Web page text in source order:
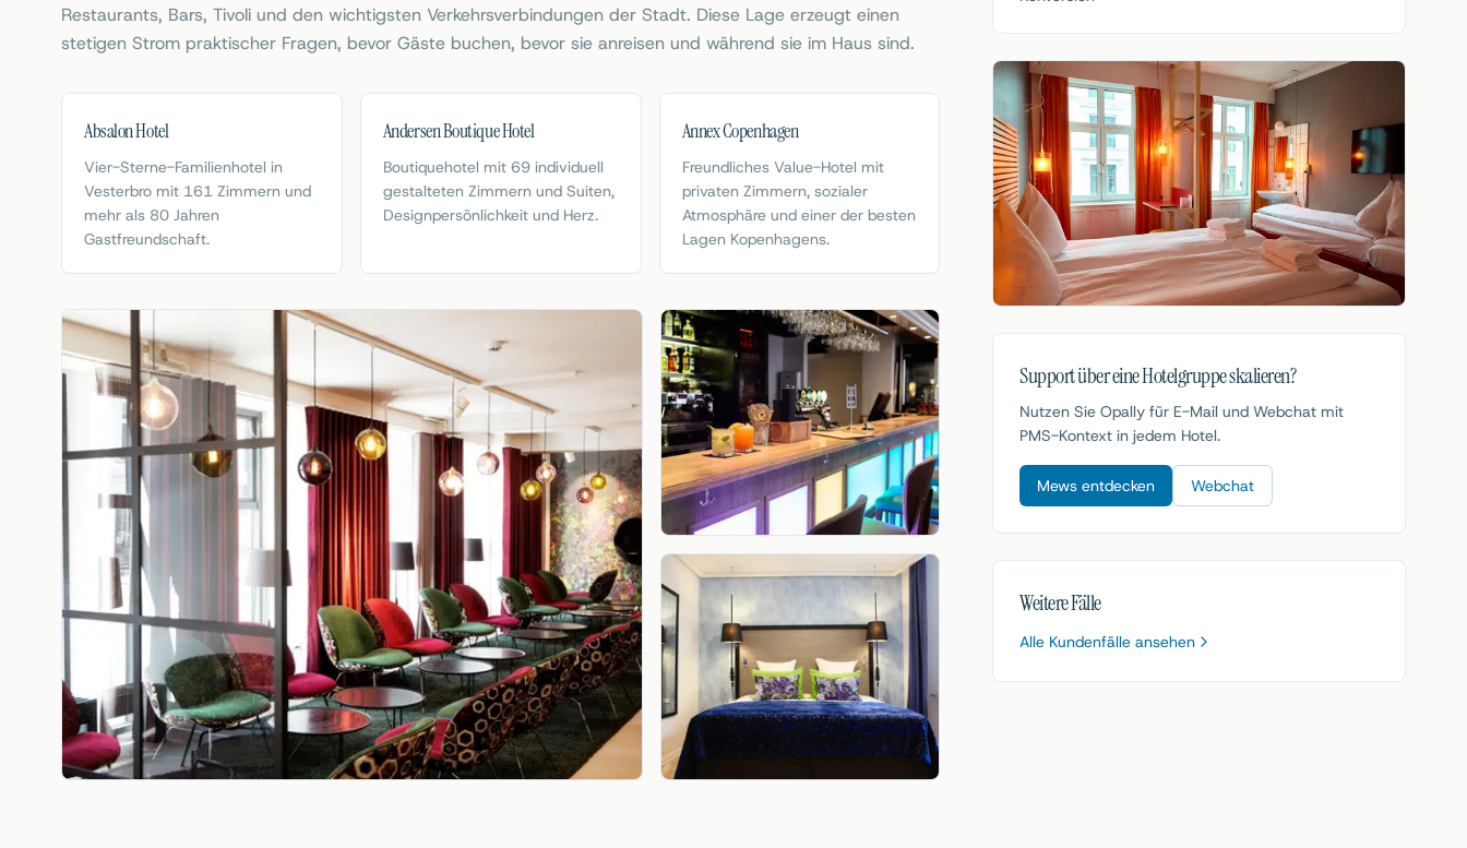
Restaurants, Bars, Tivoli und den wichtigsten Verkehrsverbindungen der Stadt. Diese Lage erzeugt einen
stetigen Strom praktischer Fragen, bevor Gäste buchen, bevor sie anreisen und während sie im Haus sind.
Absalon Hotel
Vier-Sterne-Familienhotel in
Vesterbro mit 161 Zimmern und
mehr als 80 Jahren
Gastfreundschaft.
Andersen Boutique Hotel
Boutiquehotel mit 69 individuell
gestalteten Zimmern und Suiten,
Designpersönlichkeit und Herz.
Annex Copenhagen
Freundliches Value-Hotel mit
privaten Zimmern, sozialer
Atmosphäre und einer der besten
Lagen Kopenhagens.
Support über eine Hotelgruppe skalieren?
Nutzen Sie Opally für E-Mail und Webchat mit
PMS-Kontext in jedem Hotel.
Mews entdecken Webchat
Weitere Fälle
Alle Kundenfälle ansehen